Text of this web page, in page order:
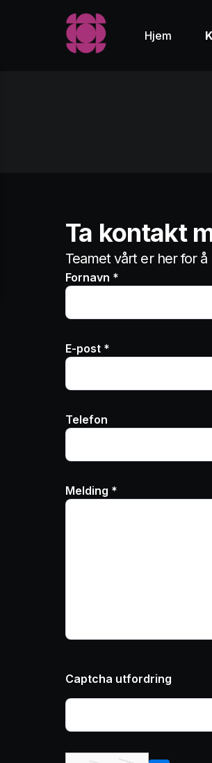
Hjem
Ta kontakt
Teamet vårt er her for å
Fornavn *
E-post *
Telefon
Melding *
Captcha utfordring